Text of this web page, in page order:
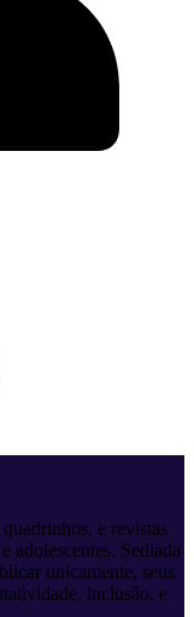
e revistas
adolescentes. Sediada
unicamente, seus
inclusão, e